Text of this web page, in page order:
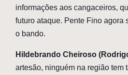
informações aos cangaceiros,
futuro ataque. Pente Fino agora
o bando.
Hildebrando Cheiroso
artesão, ninguém na região tem